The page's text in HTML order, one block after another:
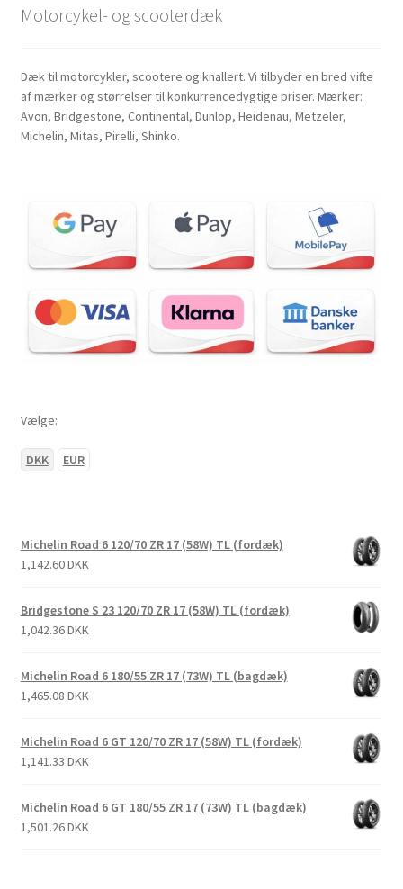
Motorcykel- og scooterdæk
Dæk til motorcykler, scootere og knallert. Vi tilbyder en bred vifte
af mærker og størrelser til konkurrencedygtige priser. Mærker:
Avon, Bridgestone, Continental, Dunlop, Heidenau, Metzeler,
Michelin, Mitas, Pirelli, Shinko.
Vælge:
DKK EUR
Michelin Road 6 120/70 ZR 17 (58W) TL (fordæk)
1,142.60 DKK
Bridgestone S 23 120/70 ZR 17 (58W) TL (fordæk)
1,042.36 DKK
Michelin Road 6 180/55 ZR 17 (73W) TL (bagdæk)
1,465.08 DKK
Michelin Road 6 GT 120/70 ZR 17 (58W) TL (fordæk)
1,141.33 DKK
Michelin Road 6 GT 180/55 ZR 17 (73W) TL (bagdæk)
1,501.26 DKK